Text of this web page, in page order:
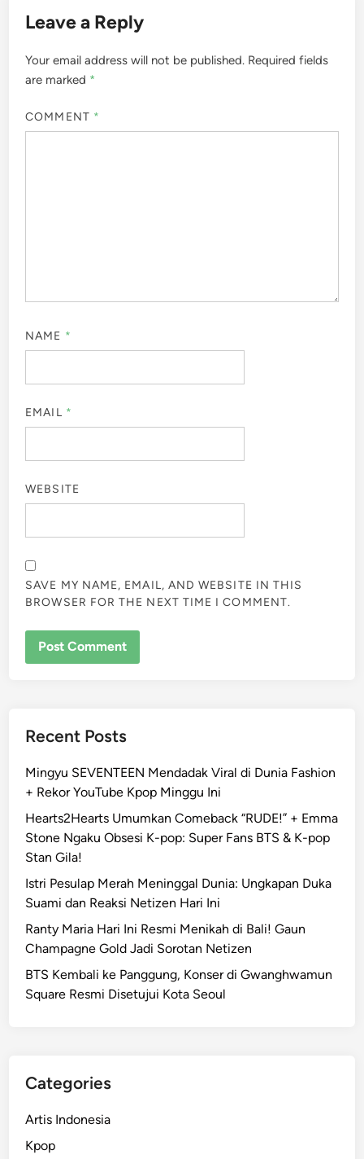
Leave a Reply
Your email address will not be published. Required fields
are marked *
COMMENT *
NAME *
EMAIL *
WEBSITE
SAVE MY NAME, EMAIL, AND WEBSITE IN THIS
BROWSER FOR THE NEXT TIME I COMMENT.
Recent Posts
Mingyu SEVENTEEN Mendadak Viral di Dunia Fashion
+ Rekor YouTube Kpop Minggu Ini
Hearts2Hearts Umumkan Comeback “RUDE!” + Emma
Stone Ngaku Obsesi K-pop: Super Fans BTS & K-pop
Stan Gila!
Istri Pesulap Merah Meninggal Dunia: Ungkapan Duka
Suami dan Reaksi Netizen Hari Ini
Ranty Maria Hari Ini Resmi Menikah di Bali! Gaun
Champagne Gold Jadi Sorotan Netizen
BTS Kembali ke Panggung, Konser di Gwanghwamun
Square Resmi Disetujui Kota Seoul
Categories
Artis Indonesia
Kpop